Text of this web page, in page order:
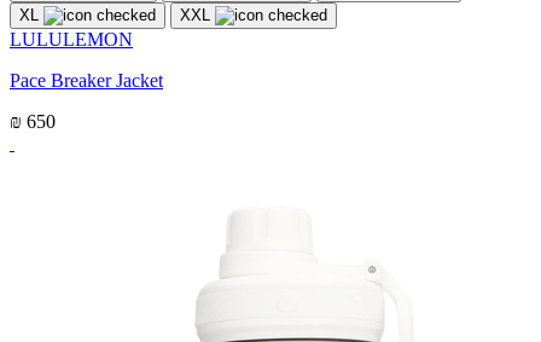
XL
XXL
LULULEMON
Pace Breaker Jacket
₪ 650